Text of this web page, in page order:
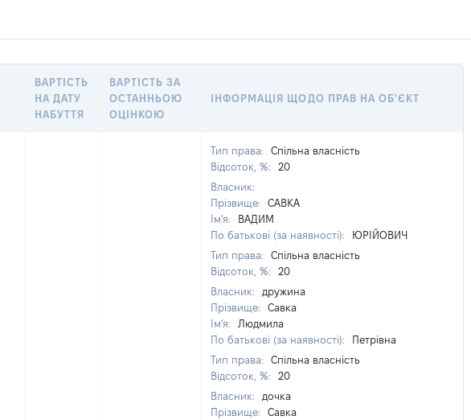
ВАРТІСТЬ
НА ДАТУ
НАБУТТЯ
ВАРТІСТЬ ЗА
ОСТАННЬОЮ
ОЦІНКОЮ
ІНФОРМАЦІЯ ЩОДО ПРАВ НА ОБ'ЄКТ
Тип права:
Спільна власність
Відсоток, %:
20
Власник:
Прізвище:
САВКА
Ім'я:
ВАДИМ
По батькові (за наявності):
ЮРІЙОВИЧ
Тип права:
Спільна власність
Відсоток, %:
20
Власник:
дружина
Прізвище:
Савка
Ім'я:
Людмила
По батькові (за наявності):
Петрівна
Тип права:
Спільна власність
Відсоток, %:
20
Власник:
дочка
Прізвище:
Савка